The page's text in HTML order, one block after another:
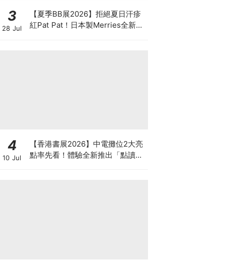
3
28 Jul
【夏季BB展2026】拒絕夏日汗疹
紅Pat Pat！日本製Merries全新超
4
10 Jul
【香港書展2026】中電攤位2大亮
點率先看！體驗全新推出「點讀故